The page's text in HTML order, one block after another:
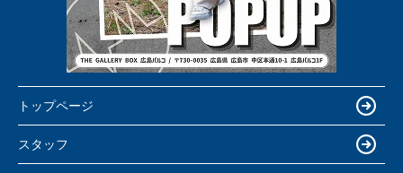
トップページ
スタッフ